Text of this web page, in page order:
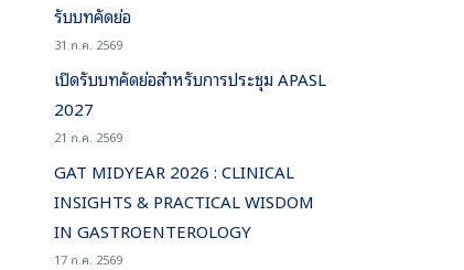
รับบทคัดย่อ
31 ก.ค. 2569
เปิดรับบทคัดย่อสำหรับการประชุม APASL
2027
21 ก.ค. 2569
GAT MIDYEAR 2026 : CLINICAL
INSIGHTS & PRACTICAL WISDOM
IN GASTROENTEROLOGY
17 ก.ค. 2569